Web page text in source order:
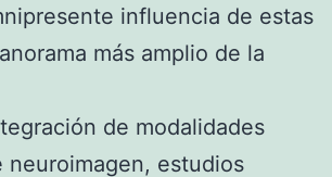
influencia de estas
más amplio de la
de modalidades
neuroimagen, estudios